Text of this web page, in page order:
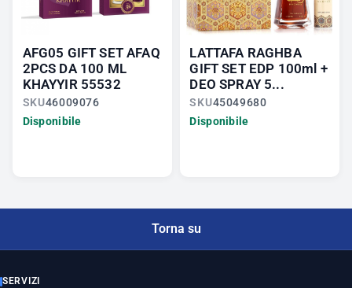
AFG05 GIFT SET AFAQ
2PCS DA 100 ML
KHAYYIR 55532
SKU46009076
Disponibile
LATTAFA RAGHBA
GIFT SET EDP 100ml +
DEO SPRAY 5...
SKU45049680
Disponibile
Torna su
SERVIZI